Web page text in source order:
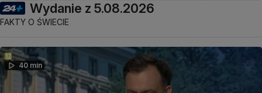
Wydanie z 5.08.2026
FAKTY O ŚWIECIE
40 min